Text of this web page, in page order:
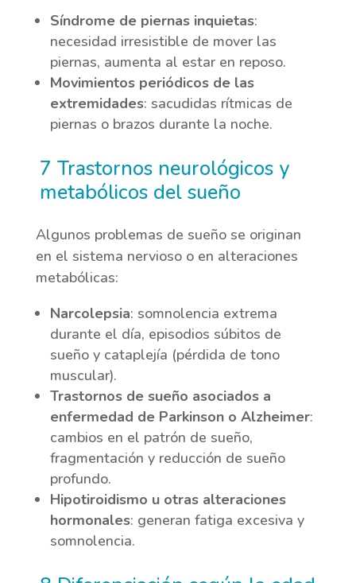
Síndrome de piernas inquietas:
necesidad irresistible de mover las
piernas, aumenta al estar en reposo.
Movimientos periódicos de las
extremidades: sacudidas rítmicas de
piernas o brazos durante la noche.
7 Trastornos neurológicos y
metabólicos del sueño
Algunos problemas de sueño se originan
en el sistema nervioso o en alteraciones
metabólicas:
Narcolepsia: somnolencia extrema
durante el día, episodios súbitos de
sueño y cataplejía (pérdida de tono
muscular).
Trastornos de sueño asociados a
enfermedad de Parkinson o Alzheimer:
cambios en el patrón de sueño,
fragmentación y reducción de sueño
profundo.
Hipotiroidismo u otras alteraciones
hormonales: generan fatiga excesiva y
somnolencia.